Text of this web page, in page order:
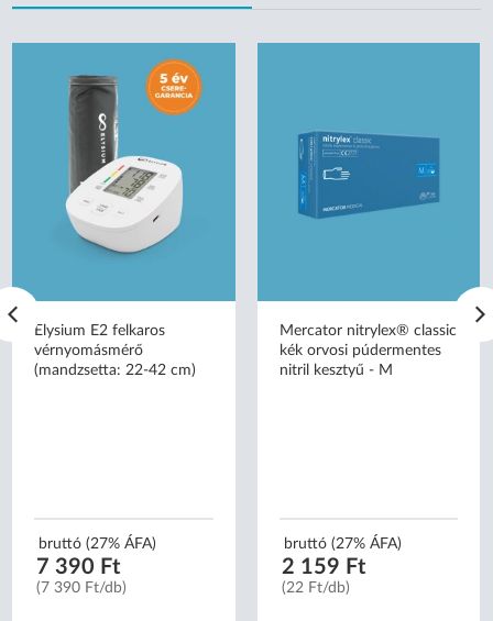
Elysium E2 felkaros
vérnyomásmérő
(mandzsetta: 22-42 cm)
bruttó (27% ÁFA)
7 390 Ft
(7 390 Ft/db)
Mercator nitrylex® classic
kék orvosi púdermentes
nitril kesztyű - M
bruttó (27% ÁFA)
2 159 Ft
(22 Ft/db)